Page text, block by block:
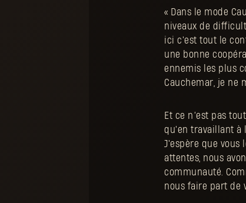
« Dans le mode
niveaux de
ici c'est tout le
une bonne
ennemis les plus
Cauchemar, je ne
Et ce n’est pas
qu'en travaillant à
J'espère que vous
attentes, nous
communauté.
nous faire part de